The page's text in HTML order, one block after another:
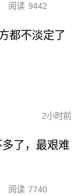
阅读 9442
都不淡定了
2小时前
了，最艰难
阅读 7740